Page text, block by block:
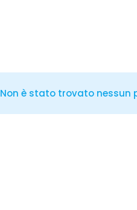
Non è stato trovato nessun